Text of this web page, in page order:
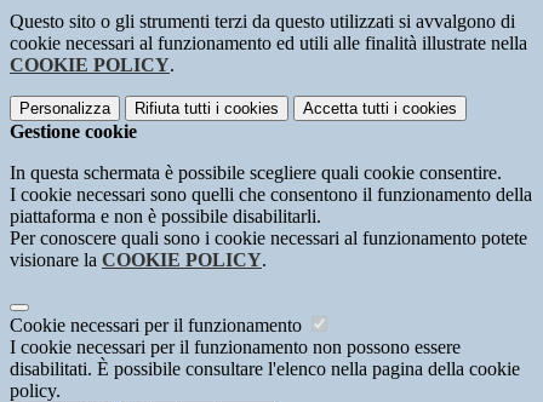
Questo sito o gli strumenti terzi da questo utilizzati si avvalgono di
cookie necessari al funzionamento ed utili alle finalità illustrate nella
COOKIE POLICY.
Personalizza Rifiuta tutti i cookies Accetta tutti i cookies
Gestione cookie
In questa schermata è possibile scegliere quali cookie consentire.
I cookie necessari sono quelli che consentono il funzionamento della
piattaforma e non è possibile disabilitarli.
Per conoscere quali sono i cookie necessari al funzionamento potete
visionare la COOKIE POLICY.
Cookie necessari per il funzionamento
I cookie necessari per il funzionamento non possono essere
disabilitati. È possibile consultare l'elenco nella pagina della cookie
policy.